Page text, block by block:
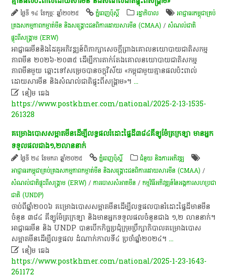
ថ្ងៃទី ១៤ ខែកុម្ភៈ ឆ្នាំ២០២៥ ភ្នំពេញប៉ុស្តិ៍ រដ្ឋាភិបាល
អាជ្ញាធរ​កម្ពុជា​គ្រប់
គ្រង​សកម្មភាព​កម្ចាត់​មីន និង​សង្គ្រោះ​ជនពិការ​ដោយសារ​មីន (CMAA) /សំណល់ជាតិ
ផ្ទុះពីសង្គ្រាម (ERW)
អាជ្ញាធរមីននិង​ដៃគូ​អភិវឌ្ឍន៍​ពិភាក្សា​​សេចក្តីព្រាងគោលនយោបាយជាតិសកម្ម
ភាពមីន ២០២៦-២០៣៥ ដើម្បី​ការតាក់តែងគោលនយោបាយជាតិសកម្ម
ភាពមីន​មួយ ឆ្ពោះទៅសម្រេចបានចក្ខុវិស័យ «កម្ពុជាមួយគ្មានផលប៉ះពាល់
ដោយសារមីន និងសំណល់ជាតិផ្ទុះពីសង្គ្រាម»។...
 នៀម ឆេង
https://www.postkhmer.com/national/2025-2-13-1535-
261328
គម្រោង​បោស​សម្អាត​មីន​ដើម្បី​លទ្ធផល​រំដោះ​ផ្ទៃ​ដី​៣៨៤​គីឡូ​ម៉ែត្រ​ក្រឡា មាន​អ្នក​
ទទួល​ផល​ជាង​១,២​លាន​នាក់
ថ្ងៃទី ២៤ ខែមករា ឆ្នាំ២០២៥ ភ្នំពេញប៉ុស្តិ៍
ជំនួយ និងការអភិវឌ្ឍ
អាជ្ញាធរ​កម្ពុជា​គ្រប់គ្រង​សកម្មភាព​កម្ចាត់​មីន និង​សង្គ្រោះ​ជនពិការ​ដោយសារ​មីន (CMAA) /
សំណល់ជាតិផ្ទុះពីសង្គ្រាម (ERW) /ការបោសសំអាតមីន /កម្មវិធី​អភិវឌ្ឍន៍​នៃ​អង្គការសហប្រជា
ជាតិ (UNDP)
ចាប់​ពី​ឆ្នាំ២០០៦ ​គម្រោង​បោស​សម្អាត​មីន​ដើម្បី​លទ្ធផល​បាន​រំដោះ​ផ្ទៃ​ដី​មាន​មីន​
ចំនួន ​៣៨៤ គីឡូ​ម៉ែត្រ​ក្រឡា និង​មាន​អ្នក​ទទួល​ផល​ចំនួន​ជាង ១,២ លាន​នាក់។
អាជ្ញាធរ​មីន និង ​UNDP បាន​បើក​កិច្ច​ប្រជុំ​​ក្រុមប្រឹក្សាភិបាល​គម្រោង​បោស​
សម្អាត​មីន​ដើម្បី​លទ្ធផល​ ដំណាក់​កាល​ទី៤ ប្រចាំ​ឆ្នាំ​២០២៤។...
 នៀម ឆេង
https://www.postkhmer.com/national/2025-1-23-1643-
261172